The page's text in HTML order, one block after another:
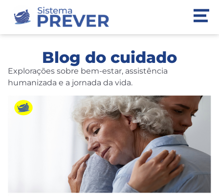
Blog do cuidado
Explorações sobre bem-estar, assistência
humanizada e a jornada da vida.